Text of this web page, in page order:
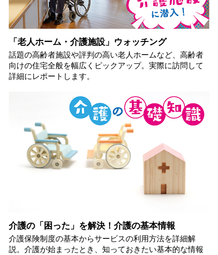
「老人ホーム・介護施設」ウォッチング
話題の高齢者施設や評判の高い老人ホームなど、高齢者
向けの住宅全般を幅広くピックアップ。実際に訪問して
詳細にレポートします。
介護の「困った」を解決！介護の基本情報
介護保険制度の基本からサービスの利用方法を詳細解
説。介護が始まったとき、知っておきたい基本的な情報